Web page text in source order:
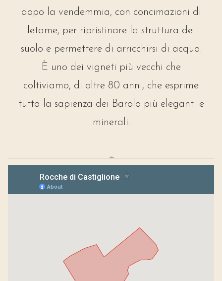
dopo la vendemmia, con concimazioni di
letame, per ripristinare la struttura del
suolo e permettere di arricchirsi di acqua.
È uno dei vigneti più vecchi che
coltiviamo, di oltre 80 anni, che esprime
tutta la sapienza dei Barolo più eleganti e
minerali.